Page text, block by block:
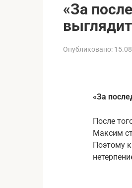
«За
Опубликовано:
«За
После
Максим
Поэтому